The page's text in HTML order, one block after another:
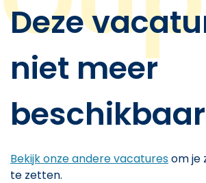
Deze
niet meer
Bekijk onze andere vacaturesom je
te zetten.